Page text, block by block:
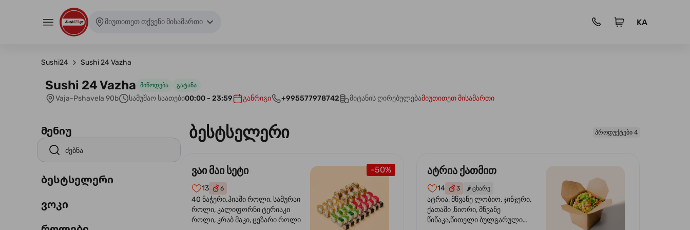
მიუთითეთ თქვენი მისამართი KA
Sushi24 Sushi 24 Vazha
Sushi 24 Vazha მიწოდება გატანა
Vaja-Pshavela 90b სამუშაო საათები00:00 - 23:59 განრიგი +995577978742 მიტანის ღირებულებამიუთითეთ მისამართი
მენიუ
ბესტსელერი
ვოკი
ბესტსელერი პროდუქტები 4
-50%
ვაი მაი სეტი
13 6
40 ნაჭერი.ჰიაში როლი, სამურაი
როლი, კალიფორნი ტერიაკი
როლი, კრაბ მაკი, ცეზარი როლი
ატრია ქათმით
14 3 🌶️ ცხარე
ატრია, მწვანე ლობიო, ჯინჯერი,
ქათამი ,ნიორი, მწვანე
წიწაკა,წითელი ბულგარული